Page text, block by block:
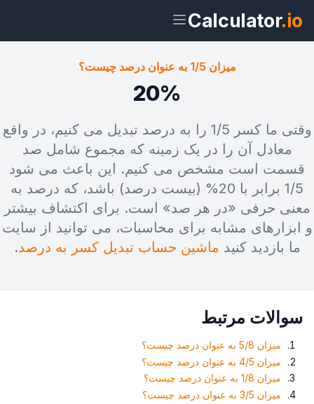
Calculator.io
پیش‌نمایش میزان 1/5 به عنوان درصد
چیست؟ ویجت
میزان 1/5 به عنوان درصد چیست؟
20%
وقتی ما کسر 1/5 را به درصد تبدیل می کنیم، در واقع
معادل آن را در یک زمینه که مجموع شامل صد
قسمت است مشخص می کنیم. این باعث می شود
1/5 برابر با 20% (بیست درصد) باشد، که درصد به
معنی حرفی «در هر صد» است. برای اکتشاف بیشتر
و ابزارهای مشابه برای محاسبات، می توانید از سایت
ما بازدید کنید ماشین حساب تبدیل کسر به درصد.
سوالات مرتبط
میزان 5/8 به عنوان درصد چیست؟
میزان 4/5 به عنوان درصد چیست؟
میزان 1/8 به عنوان درصد چیست؟
میزان 3/5 به عنوان درصد چیست؟